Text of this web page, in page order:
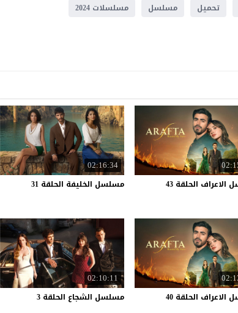
تحميل مسلسل
مسلسلات 2024
الاعراف الحلقة 43
02:16:34
مسلسل الخليفة الحلقة 31
الاعراف الحلقة 40
02:10:11
مسلسل الشجاع الحلقة 3